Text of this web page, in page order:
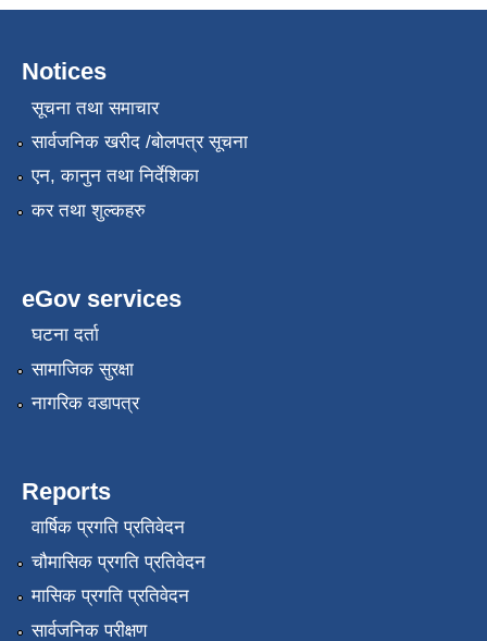
Notices
सूचना तथा समाचार
सार्वजनिक खरीद /बोलपत्र सूचना
एन, कानुन तथा निर्देशिका
कर तथा शुल्कहरु
eGov services
घटना दर्ता
सामाजिक सुरक्षा
नागरिक वडापत्र
Reports
वार्षिक प्रगति प्रतिवेदन
चौमासिक प्रगति प्रतिवेदन
मासिक प्रगति प्रतिवेदन
सार्वजनिक परीक्षण